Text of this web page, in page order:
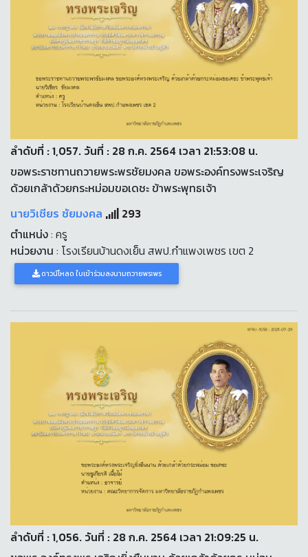
ลำดับที่ : 1,057. วันที่ : 28 ก.ค. 2564 เวลา 21:53:08 น.
ขอพระราชทานถวายพระพรชัยมงคล ขอพระองค์ทรงพระเจริญ
ด้วยเกล้าด้วยกระหม่อมขอเดชะ ข้าพระพุทธเจ้า
นายวิเชียร ชัยมงคล
293
ตำแหน่ง: ครู
หน่วยงาน : โรงเรียนบ้านดงเย็น สพป.กำแพงเพชร เขต 2
ดาวน์โหลด ใบเข้าร่วมลงนามถวายพระพร
ลำดับที่ : 1,056. วันที่ : 28 ก.ค. 2564 เวลา 21:09:25 น.